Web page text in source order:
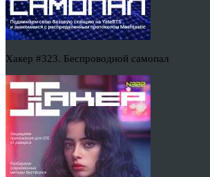
Хакер #323. Беспроводной самопал